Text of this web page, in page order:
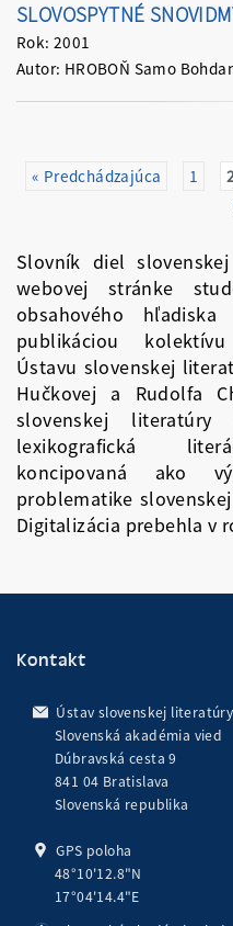
SLOVOSPYTNÉ
Rok: 2001
Autor: HROBOŇ Samo
« Predchádzajúca 1
Slovník diel
webovej stránke
obsahového
publikáciou
Ústavu slovenskej
Hučkovej a Rudolfa
slovenskej
lexikografická
koncipovaná ako
problematike
Digitalizácia prebehla v
Kontakt
Ústav slovenskej literatúry
Slovenská akadémia vied
Dúbravská cesta 9
841 04 Bratislava
Slovenská republika
GPS poloha
48°10'12.8"N
17°04'14.4"E